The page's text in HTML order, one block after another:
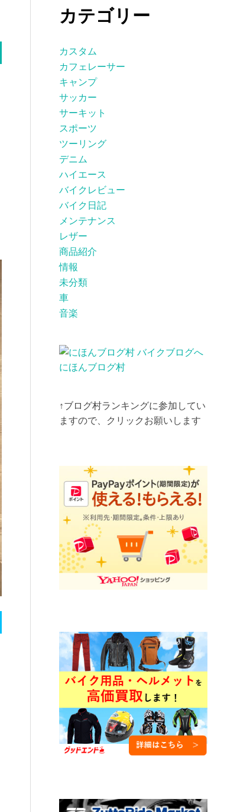
カテゴリー
カスタム
カフェレーサー
キャンプ
サッカー
サーキット
スポーツ
ツーリング
デニム
ハイエース
バイクレビュー
バイク日記
メンテナンス
レザー
商品紹介
情報
未分類
車
音楽
にほんブログ村
↑ブログ村ランキングに参加してい
ますので、クリックお願いします